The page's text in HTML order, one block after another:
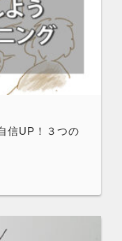
信UP！３つの